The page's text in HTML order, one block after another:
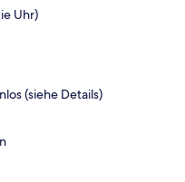
Uhr)
(siehe Details)